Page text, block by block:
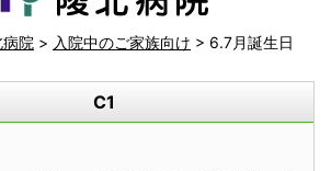
院 > 入院中のご家族向け > 6.7月誕生日
会 C1